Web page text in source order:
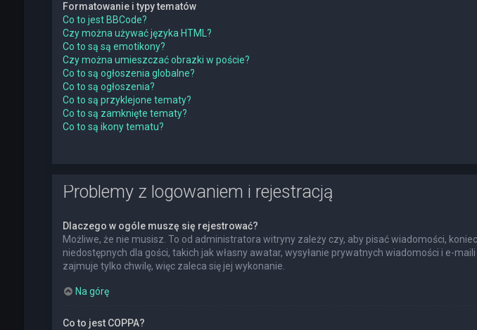
Formatowanie i typy tematów
Co to jest BBCode?
Czy można używać języka HTML?
Co to są są emotikony?
Czy można umieszczać obrazki w poście?
Co to są ogłoszenia globalne?
Co to są ogłoszenia?
Co to są przyklejone tematy?
Co to są zamknięte tematy?
Co to są ikony tematu?
Problemy z logowaniem i rejestracją
Dlaczego w ogóle muszę się rejestrować?
Możliwe, że nie musisz. To od administratora witryny zależy czy, aby pisać wiadomości,
niedostępnych dla gości, takich jak własny awatar, wysyłanie prywatnych wiadomości i e-
zajmuje tylko chwilę, więc zaleca się jej wykonanie.
Na górę
Co to jest COPPA?